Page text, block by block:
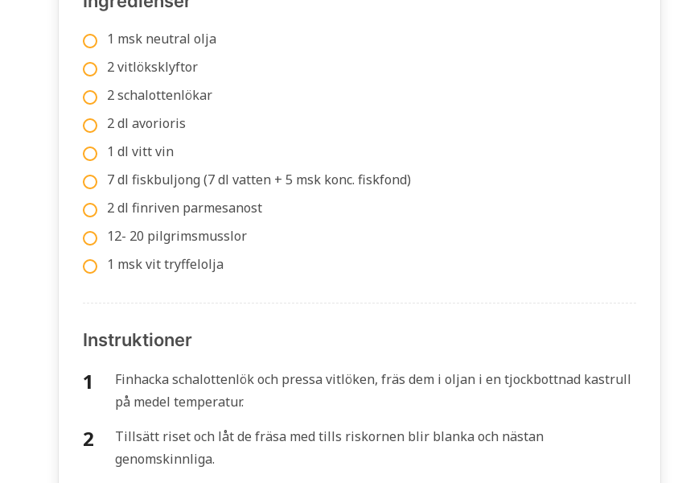
1 msk neutral olja
2 vitlöksklyftor
2 schalottenlökar
2 dl avorioris
1 dl vitt vin
7 dl fiskbuljong (7 dl vatten + 5 msk konc. fiskfond)
2 dl finriven parmesanost
12- 20 pilgrimsmusslor
1 msk vit tryffelolja
Instruktioner
Finhacka schalottenlök och pressa vitlöken, fräs dem i oljan i en tjockbottnad kastrull
på medel temperatur.
Tillsätt riset och låt de fräsa med tills riskornen blir blanka och nästan
genomskinnliga.